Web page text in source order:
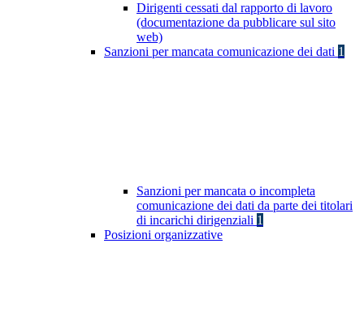
Dirigenti cessati dal rapporto di lavoro
(documentazione da pubblicare sul sito
web)
Sanzioni per mancata comunicazione dei dati 1
Sanzioni per mancata o incompleta
comunicazione dei dati da parte dei titolari
di incarichi dirigenziali 1
Posizioni organizzative